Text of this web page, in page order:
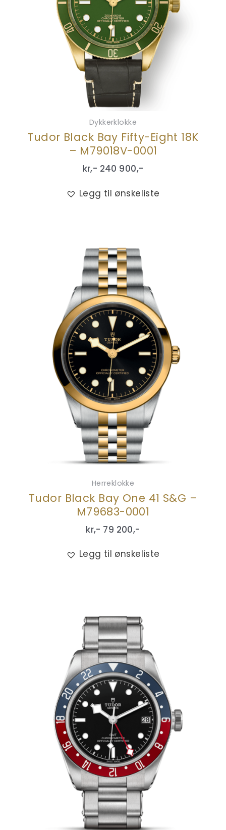
Dykkerklokke
Tudor Black Bay Fifty-Eight 18K
– M79018V-0001
kr,- 240 900,-
Legg til ønskeliste
Herreklokke
Tudor Black Bay One 41 S&G –
M79683-0001
kr,- 79 200,-
Legg til ønskeliste